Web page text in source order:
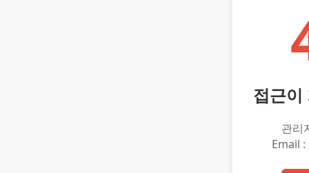
접근이
관리
Email